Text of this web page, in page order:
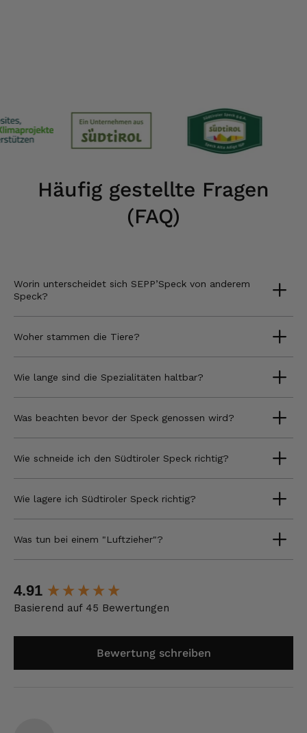
Häufig gestellte Fragen
(FAQ)
Worin unterscheidet sich SEPP’Speck von anderem
Speck?
Woher stammen die Tiere?
Wie lange sind die Spezialitäten haltbar?
Was beachten bevor der Speck genossen wird?
Wie schneide ich den Südtiroler Speck richtig?
Wie lagere ich Südtiroler Speck richtig?
Was tun bei einem "Luftzieher"?
4.91
Basierend auf 45 Bewertungen
Bewertung schreiben
New content loaded